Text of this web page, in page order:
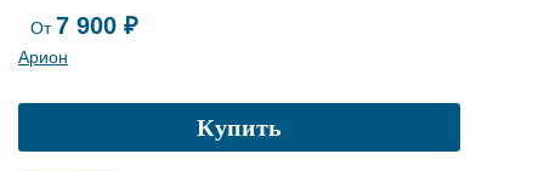
От7 900 ₽
Арион
Купить